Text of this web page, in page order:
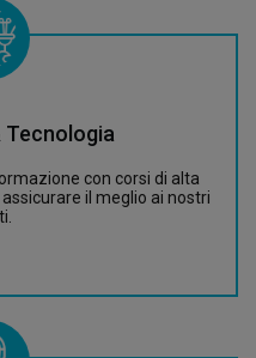
Tecnologia
con corsi di alta
il meglio ai nostri